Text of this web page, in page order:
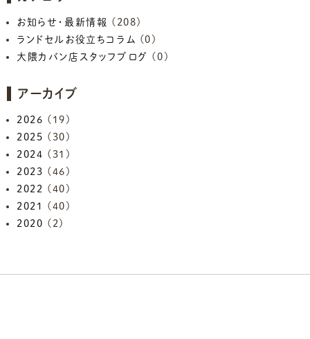
お知らせ・最新情報
(208)
ランドセルお役立ちコラム
(0)
大隈カバン店スタッフブログ
(0)
アーカイブ
2026 (19)
2025 (30)
2024 (31)
2023 (46)
2022
(40)
2021
(40)
2020 (2)